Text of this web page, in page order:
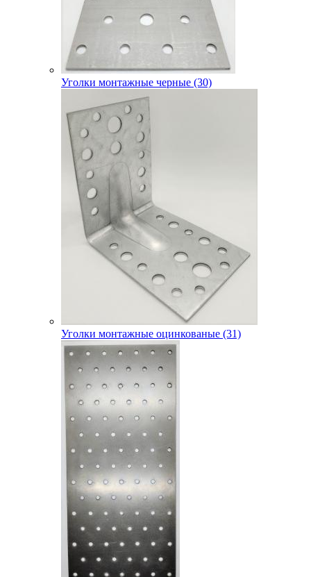
Уголки монтажные черные (30)
Уголки монтажные оцинкованые (31)